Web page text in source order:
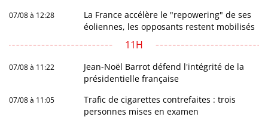
07/08 à 12:28
La France accélère le "repowering" de ses
éoliennes, les opposants restent mobilisés
11H
07/08 à 11:22
Jean-Noël Barrot défend l'intégrité de la
présidentielle française
07/08 à 11:05
Trafic de cigarettes contrefaites : trois
personnes mises en examen